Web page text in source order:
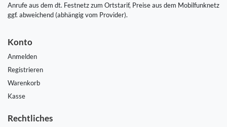
Anrufe aus dem dt. Festnetz zum Ortstarif, Preise aus dem Mobilfunknetz
ggf. abweichend (abhängig vom Provider).
Konto
Anmelden
Registrieren
Warenkorb
Kasse
Rechtliches